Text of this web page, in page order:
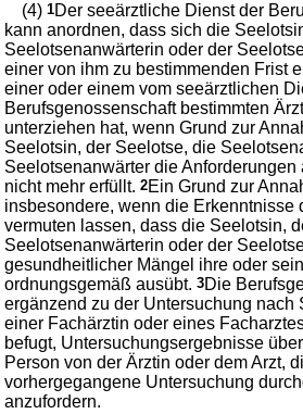
(4)1Der seeärztliche Dienst der
kann anordnen, dass sich die
Seelotsenanwärterin oder der
einer von ihm zu bestimmenden Frist
einer oder einem vom seeärztlichen
Berufsgenossenschaft bestimmten
unterziehen hat, wenn Grund zur
Seelotsin, der Seelotse, die
Seelotsenanwärter die
nicht mehr erfüllt.2Ein Grund zur
insbesondere, wenn die Erkenntnisse
vermuten lassen, dass die Seelotsin,
Seelotsenanwärterin oder der
gesundheitlicher Mängel ihre oder
ordnungsgemäß ausübt.3Die
ergänzend zu der Untersuchung nach
einer Fachärztin oder eines
befugt, Untersuchungsergebnisse
Person von der Ärztin oder dem Arzt,
vorhergegangene Untersuchung
anzufordern.